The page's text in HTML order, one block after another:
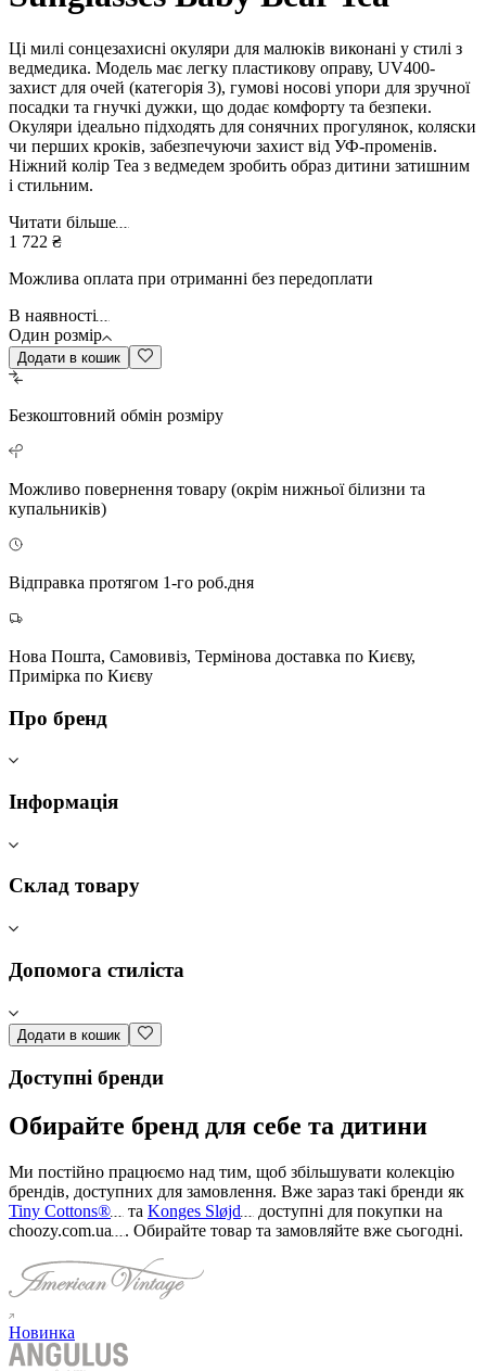
Ці милі сонцезахисні окуляри для малюків виконані у стилі з
ведмедика. Модель має легку пластикову оправу, UV400-
захист для очей (категорія 3), гумові носові упори для зручної
посадки та гнучкі дужки, що додає комфорту та безпеки.
Окуляри ідеально підходять для сонячних прогулянок, коляски
чи перших кроків, забезпечуючи захист від УФ-променів.
Ніжний колір Tea з ведмедем зробить образ дитини затишним
і стильним.
Читати більше
1 722 ₴
Можлива оплата при отриманні без передоплати
В наявності
Один розмір
Додати в кошик
Безкоштовний обмін розміру
Можливо повернення товару (окрім нижньої білизни та
купальників)
Відправка протягом 1-го роб.дня
Нова Пошта, Самовивіз, Термінова доставка по Києву,
Примірка по Києву
Про бренд
Інформація
Склад товару
Допомога стиліста
Додати в кошик
Доступні бренди
Обирайте бренд для себе та дитини
Ми постійно працюємо над тим, щоб збільшувати колекцію
брендів, доступних для замовлення. Вже зараз такі бренди як
Tiny Cottons®
та Konges Sløjd
доступні для покупки на
choozy.com.ua
. Обирайте товар та замовляйте вже сьогодні.
Новинка